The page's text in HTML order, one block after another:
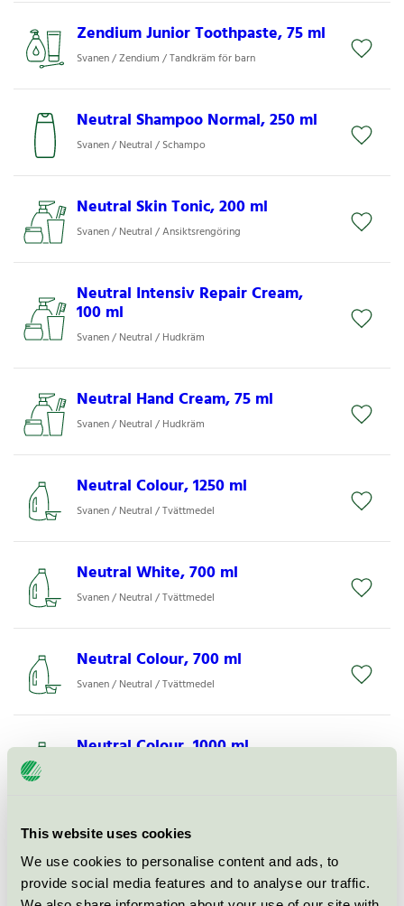
This website uses cookies
We use cookies to personalise content and ads, to
provide social media features and to analyse our traffic.
Zendium Junior Toothpaste, 75 ml
Svanen / Zendium / Tandkräm för barn
Neutral Shampoo Normal, 250 ml
Svanen / Neutral / Schampo
Neutral Skin Tonic, 200 ml
Svanen / Neutral / Ansiktsrengöring
Neutral Intensiv Repair Cream,
100 ml
Svanen / Neutral / Hudkräm
Neutral Hand Cream, 75 ml
Svanen / Neutral / Hudkräm
Neutral Colour, 1250 ml
Svanen / Neutral / Tvättmedel
Neutral White, 700 ml
Svanen / Neutral / Tvättmedel
Neutral Colour, 700 ml
Svanen / Neutral / Tvättmedel
Neutral Colour, 1000 ml
Zendium Kids Toothpaste, 75 ml
Svanen / Zendium / Tandkräm för barn